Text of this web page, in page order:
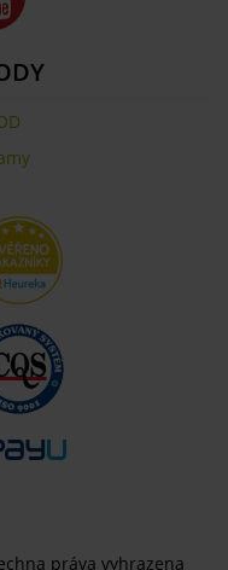
práva vyhrazena